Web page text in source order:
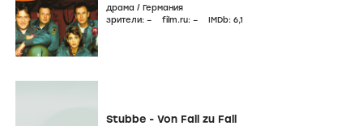
драма / Германия
зрители: – film.ru: – IMDb: 6,1
Stubbe - Von Fall zu Fall